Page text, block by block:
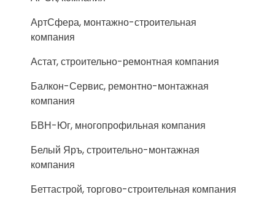
АртСфера, монтажно-строительная
компания
Астат, строительно-ремонтная компания
Балкон-Сервис, ремонтно-монтажная
компания
БВН-Юг, многопрофильная компания
Белый Яръ, строительно-монтажная
компания
Беттастрой, торгово-строительная компания